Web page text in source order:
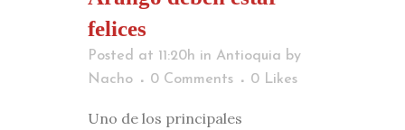
felices
Posted at 11:20h in Antioquia by
Nacho
0 Comments 0 Likes
Uno de los principales